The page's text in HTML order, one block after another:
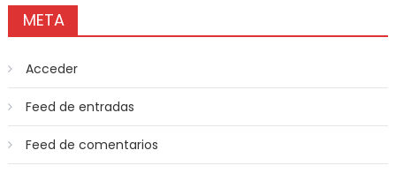
META
Acceder
Feed de entradas
Feed de comentarios